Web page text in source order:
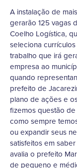
A instalação de
gerarão 125 vagas
Coelho Logística,
seleciona
trabalho que irá
empresa ao
quando
prefeito de
plano de ações e
fizemos questão
como sempre
ou expandir seus
satisfeitos em
avalia o prefeito
de pequeno e